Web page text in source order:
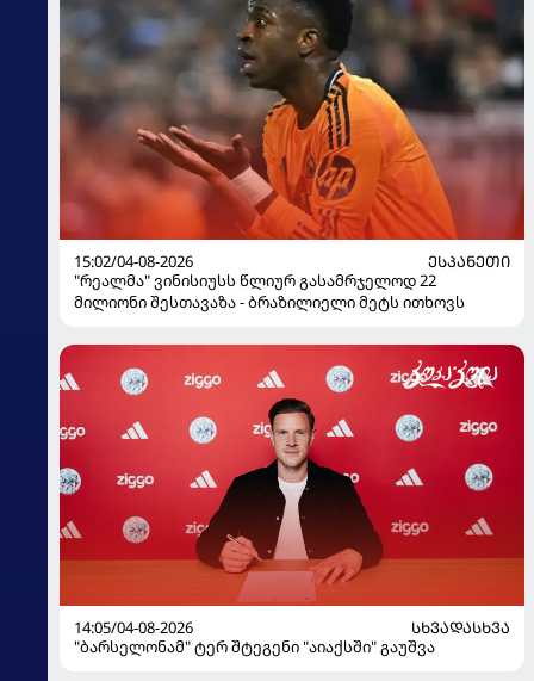
15:02/04-08-2026
ᲔᲡᲞᲐᲜᲔᲗᲘ
"რეალმა" ვინისიუსს წლიურ გასამრჯელოდ 22
მილიონი შესთავაზა - ბრაზილიელი მეტს ითხოვს
14:05/04-08-2026
ᲡᲮᲕᲐᲓᲐᲡᲮᲕᲐ
"ბარსელონამ" ტერ შტეგენი "აიაქსში" გაუშვა